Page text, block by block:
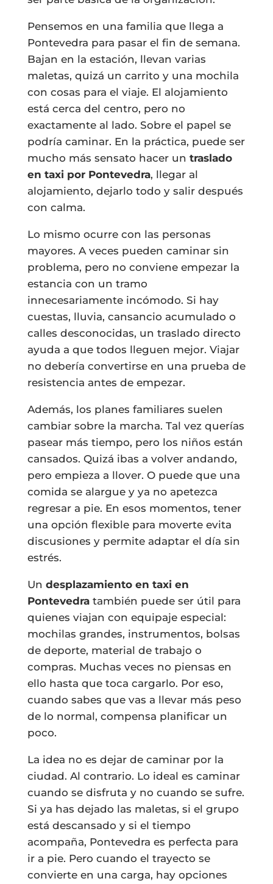
Pensemos en una familia que llega a
Pontevedra para pasar el fin de semana.
Bajan en la estación, llevan varias
maletas, quizá un carrito y una mochila
con cosas para el viaje. El alojamiento
está cerca del centro, pero no
exactamente al lado. Sobre el papel se
podría caminar. En la práctica, puede ser
mucho más sensato hacer un traslado
en taxi por Pontevedra, llegar al
alojamiento, dejarlo todo y salir después
con calma.
Lo mismo ocurre con las personas
mayores. A veces pueden caminar sin
problema, pero no conviene empezar la
estancia con un tramo
innecesariamente incómodo. Si hay
cuestas, lluvia, cansancio acumulado o
calles desconocidas, un traslado directo
ayuda a que todos lleguen mejor. Viajar
no debería convertirse en una prueba de
resistencia antes de empezar.
Además, los planes familiares suelen
cambiar sobre la marcha. Tal vez querías
pasear más tiempo, pero los niños están
cansados. Quizá ibas a volver andando,
pero empieza a llover. O puede que una
comida se alargue y ya no apetezca
regresar a pie. En esos momentos, tener
una opción flexible para moverte evita
discusiones y permite adaptar el día sin
estrés.
Un desplazamiento en taxi en
Pontevedratambién puede ser útil para
quienes viajan con equipaje especial:
mochilas grandes, instrumentos, bolsas
de deporte, material de trabajo o
compras. Muchas veces no piensas en
ello hasta que toca cargarlo. Por eso,
cuando sabes que vas a llevar más peso
de lo normal, compensa planificar un
poco.
La idea no es dejar de caminar por la
ciudad. Al contrario. Lo ideal es caminar
cuando se disfruta y no cuando se sufre.
Si ya has dejado las maletas, si el grupo
está descansado y si el tiempo
acompaña, Pontevedra es perfecta para
ir a pie. Pero cuando el trayecto se
convierte en una carga, hay opciones